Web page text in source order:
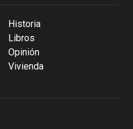
Historia
Libros
Opinión
Vivienda